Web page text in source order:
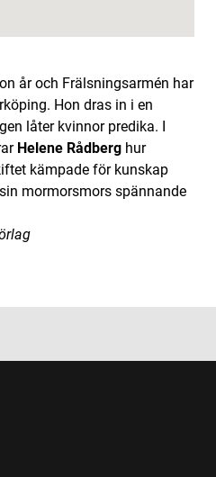
år och Frälsningsarmén har
Hon dras in i en
låter kvinnor predika. I
Helene Rådberg hur
kämpade för kunskap
mormorsmors spännande